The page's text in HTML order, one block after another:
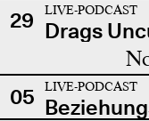
29
LIVE-PODCAST
Drags
05 LIVE-PODCAST